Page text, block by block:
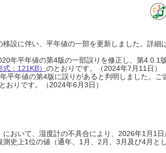
設に伴い、平年値の一部を更新しました。詳細
年平年値の第4版の一部誤りを修正し、第4.0.1
：121KB） のとおりです。（2024年7月11日）
平年値の第4版に誤りがあると判明しました。
おりです。（2024年6月3日）
おいて、湿度計の不具合により、2026年1月1
史上1位の値（通年、1月、2月、3月及び4月と